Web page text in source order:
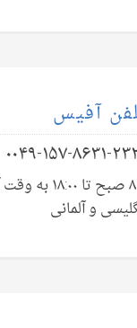
آفیس
۱۵۷-۸۶۳۱-۲۳۲۳
۸:۰۰ صبح تا
و آلمانی